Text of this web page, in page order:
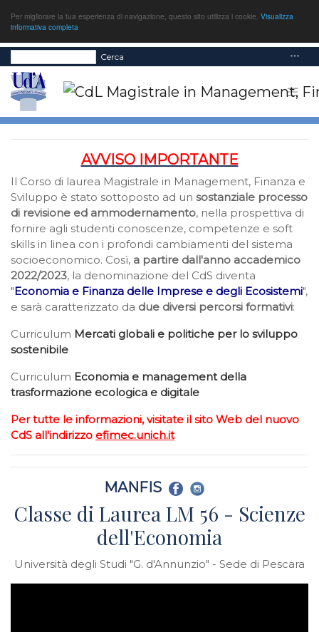
Per migliorare la tua esperienza di navigazione, questo sito utilizza i cookie. Visualizza
informativa completa
Cerca
AVVISO IMPORTANTE
Il Corso di laurea Magistrale in Management, Finanza e
Sviluppo è stato sottoposto ad un sostanziale processo
di revisione ed ammodernamento, nella prospettiva di
fornire agli studenti conoscenze, competenze e soft
skills in linea con i profondi cambiamenti del sistema
socioeconomico. Così, a partire dall'anno accademico
2022/2023, la denominazione del CdS diventa
"Economia e Finanza delle Imprese e degli Ecosistemi",
e sarà caratterizzato da due diversi percorsi formativi:
Curriculum Mercati globali e politiche per lo sviluppo
sostenibile
Curriculum Economia e management della
trasformazione ecologica e digitale
Per tutte le informazioni, visitate il sito Web del nuovo
CdS all'indirizzo efimec.unich.it
MANFIS
Classe di Laurea LM 56 - Scienze
dell'Economia
Università degli Studi "G. d'Annunzio" - Sede di Pescara